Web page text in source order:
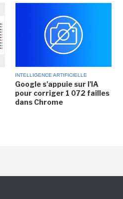
INTELLIGENCE ARTIFICIELLE
Google s'appuie sur l'IA
pour corriger 1 072 failles
dans Chrome